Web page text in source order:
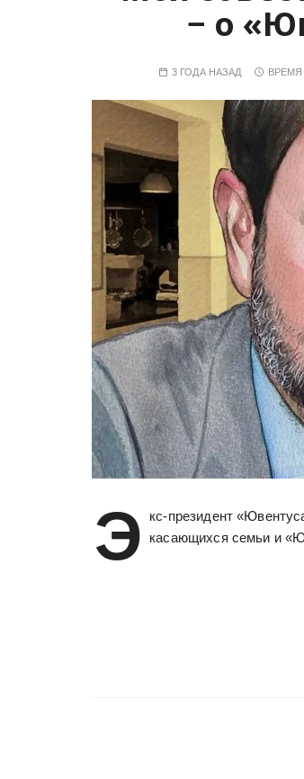
− о
3 ГОДА НАЗАД
Э
кс-президент
касающихся семьи и